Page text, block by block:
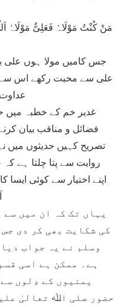
جس کامیں مولا ہوں علی
علی سے محبت رکھے اس سے
غدیر خم کے خطبہ
فضائل و مناقب بیان
تصریح کہیں حدیثوں میں
روایت سے پتا چلتا ہے
اپنے اختیار سے کوئی
یہاں تک کہ ان میں
کی شکایت بھی کر دی
وسلم نے یہ جواب
ہے۔ ممکن ہے اسی
یمنیوں کے دِلوں
حضور صلی اﷲ تعالیٰ